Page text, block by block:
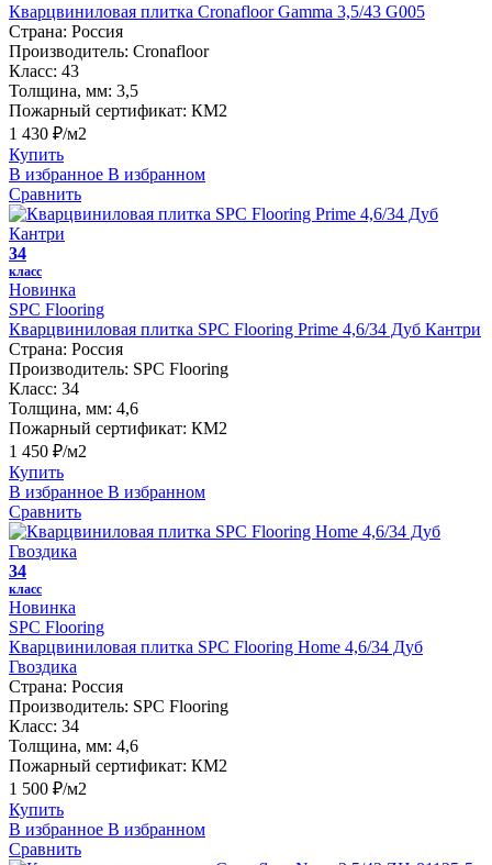
Кварцвиниловая плитка Cronafloor Gamma 3,5/43 G005
Страна: Россия
Производитель: Cronafloor
Класс: 43
Толщина, мм: 3,5
Пожарный сертификат: КМ2
1 430 ₽/м2
Купить
В избранное В избранном
Сравнить
34
класс
Новинка
SPC Flooring
Кварцвиниловая плитка SPC Flooring Prime 4,6/34 Дуб Кантри
Страна: Россия
Производитель: SPC Flooring
Класс: 34
Толщина, мм: 4,6
Пожарный сертификат: КМ2
1 450 ₽/м2
Купить
В избранное В избранном
Сравнить
34
класс
Новинка
SPC Flooring
Кварцвиниловая плитка SPC Flooring Home 4,6/34 Дуб
Гвоздика
Страна: Россия
Производитель: SPC Flooring
Класс: 34
Толщина, мм: 4,6
Пожарный сертификат: КМ2
1 500 ₽/м2
Купить
В избранное В избранном
Сравнить